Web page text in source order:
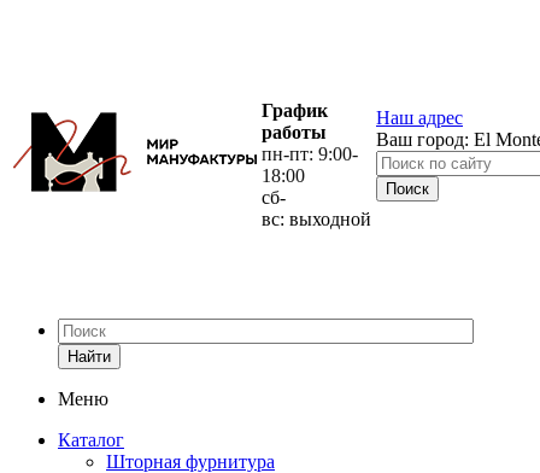
График
работы
пн-пт: 9:00-
18:00
сб-
вс: выходной
Наш адрес
Ваш город: El
Найти
Меню
Каталог
Шторная фурнитура